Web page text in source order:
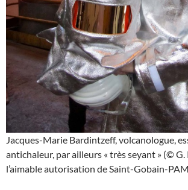
Jacques-Marie Bardintzeff, volcanologue,
antichaleur, par ailleurs « très seyant » (© G.
l’aimable autorisation de Saint-Gobain-